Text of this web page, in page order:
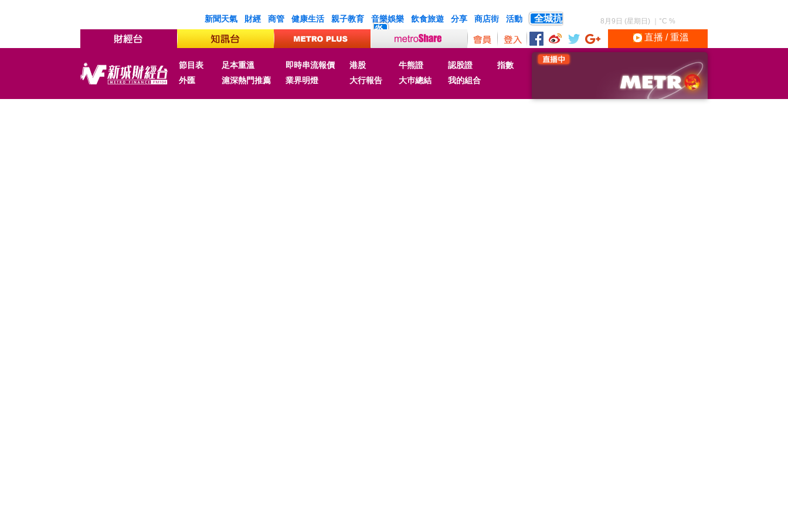
新聞天氣 財經 商管 健康生活 親子教育 音樂娛樂 飲食旅遊 分享 商店街 活動
全城抗
炎
8月9日 (星期日) °C %
直播 / 重溫
節目表 足本重溫 即時串流報價 港股 牛熊證 認股證
指數
外匯
滬深熱門推薦 業界明燈 大行報告 大巿總結 我的組合